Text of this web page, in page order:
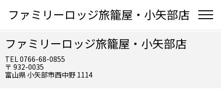
ファミリーロッジ旅籠屋・小矢部店
ファミリーロッジ旅籠屋・小矢部店
TEL 0766-68-0855
〒 932-0035
富山県 小矢部市西中野 1114